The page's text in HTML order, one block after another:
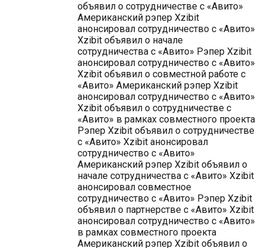
объявил о сотрудничестве с «Авито»
Американский рэпер Xzibit
анонсировал сотрудничество с «Авито»
Xzibit объявил о начале
сотрудничества с «Авито» Рэпер Xzibit
анонсировал сотрудничество с «Авито»
Xzibit объявил о совместной работе с
«Авито» Американский рэпер Xzibit
анонсировал сотрудничество с «Авито»
Xzibit объявил о сотрудничестве с
«Авито» в рамках совместного проекта
Рэпер Xzibit объявил о сотрудничестве
с «Авито» Xzibit анонсировал
сотрудничество с «Авито»
Американский рэпер Xzibit объявил о
начале сотрудничества с «Авито» Xzibit
анонсировал совместное
сотрудничество с «Авито» Рэпер Xzibit
объявил о партнерстве с «Авито» Xzibit
анонсировал сотрудничество с «Авито»
в рамках совместного проекта
Американский рэпер Xzibit объявил о